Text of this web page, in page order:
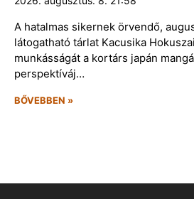
A hatalmas sikernek örvendő,
látogatható tárlat Kacusika
munkásságát a kortárs japán
perspektíváj…
BŐVEBBEN »